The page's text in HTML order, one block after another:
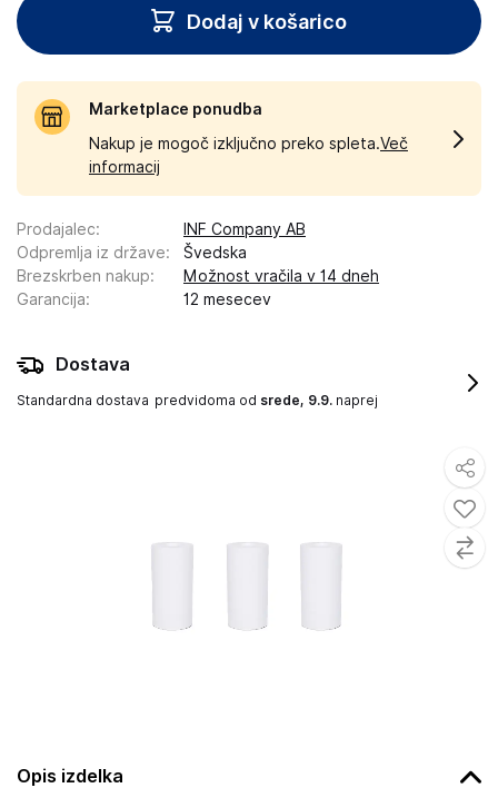
Opis izdelka
Dodaj v košarico
Marketplace ponudba
Nakup je mogoč izključno preko spleta.Več
informacij
Prodajalec:
INF Company AB
Odpremlja iz države:
Švedska
Brezskrben nakup:
Možnost vračila v 14 dneh
Garancija: 12 mesecev
Dostava
Standardna dostava predvidoma od srede, 9.9. naprej